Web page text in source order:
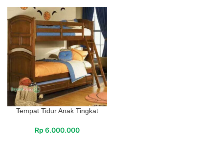
Tempat Tidur Anak Tingkat
Rp 6.000.000